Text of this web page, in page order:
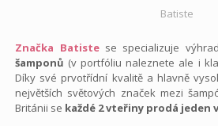
Batiste
Značka Batistese specializuje
šamponů (v portfóliu naleznete ale i
Díky své prvotřídní kvalitě a hlavně
největších světových značek mezi
Británii se každé 2 vteřiny prodá jeden